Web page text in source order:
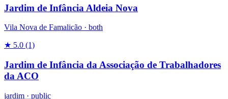
Jardim de Infância Aldeia Nova
Vila Nova de Famalicão · both
★ 5.0 (1)
Jardim de Infância da Associação de Trabalhadores
da ACO
jardim · public